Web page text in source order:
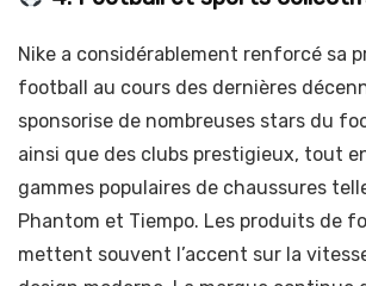
Nike a considérablement renforcé sa
football au cours des dernières
sponsorise de nombreuses stars du
ainsi que des clubs prestigieux, tout
gammes populaires de chaussures
Phantom et Tiempo. Les produits de
mettent souvent l’accent sur la